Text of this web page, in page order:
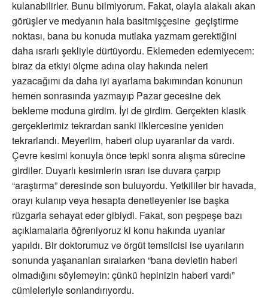
kulanabilirler. Bunu bilmiyorum. Fakat, olayla alakalı akan
görüşler ve medyanın hala basitmişçesine geçiştirme
noktası, bana bu konuda mutlaka yazmam gerektiğini
daha ısrarlı şekliyle dürtüyordu. Eklemeden edemiyecem:
biraz da etkiyi ölçme adına olay hakında neleri
yazacağımı da daha iyi ayarlama bakımından konunun
hemen sonrasında yazmayıp Pazar gecesine dek
bekleme moduna girdim. İyi de girdim. Gerçekten klasik
gerçeklerimiz tekrardan sanki ilklercesine yeniden
tekrarlandı. Meyerlim, haberi olup uyaranlar da vardı.
Çevre kesimi konuyla önce tepki sonra alışma sürecine
girdiler. Duyarlı kesimlerin ısrarı ise duvara çarpıp
“araştırma” deresinde son buluyordu. Yetkililer bir havada,
orayı kulanıp veya hesapta denetleyenler ise başka
rüzgarla sehayat eder gibiydi. Fakat, son peşpeşe bazı
açıklamalarla öğreniyoruz ki konu hakında uyarılar
yapıldı. Bir doktorumuz ve örgüt temsilcisi ise uyarıların
sonunda yaşananları sıralarken “bana devletin haberi
olmadığını söylemeyin: çünkü hepinizin haberi vardı”
cümleleriyle sonlandırıyordu.